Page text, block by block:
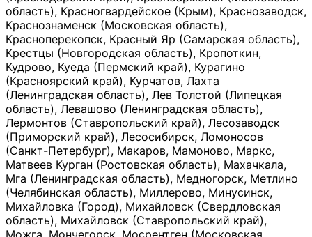
область), Красногвардейское (Крым), Краснозаводск,
Краснознаменск (Московская область),
Красноперекопск, Красный Яр (Самарская область),
Крестцы (Новгородская область), Кропоткин,
Кудрово, Куеда (Пермский край), Курагино
(Красноярский край), Курчатов, Лахта
(Ленинградская область), Лев Толстой (Липецкая
область), Левашово (Ленинградская область),
Лермонтов (Ставропольский край), Лесозаводск
(Приморский край), Лесосибирск, Ломоносов
(Санкт-Петербург), Макаров, Мамоново, Маркс,
Матвеев Курган (Ростовская область), Махачкала,
Мга (Ленинградская область), Медногорск, Метлино
(Челябинская область), Миллерово, Минусинск,
Михайловка (Город), Михайловск (Свердловская
область), Михайловск (Ставропольский край),
Можга, Мончегорск, Мосрентген (Московская